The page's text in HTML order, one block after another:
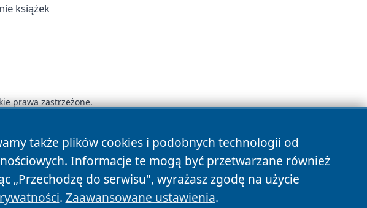
książek
także plików cookies i podobnych technologii od
Informacje te mogą być przetwarzane również
do serwisu", wyrażasz zgodę na użycie
. Zaawansowane ustawienia.
prawa zastrzeżone.
Polityka Cookies